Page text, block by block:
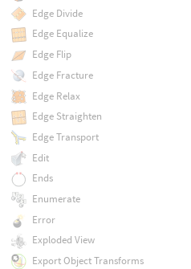
Edge Divide
Edge Equalize
Edge Flip
Edge Fracture
Edge Relax
Edge Straighten
Edge Transport
Edit
Ends
Enumerate
Error
Exploded View
Export Object Transforms